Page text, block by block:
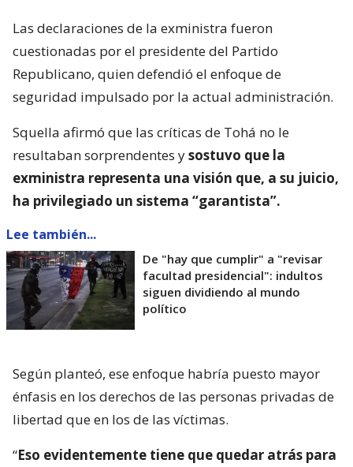
Las declaraciones de la exministra fueron
cuestionadas por el presidente del Partido
Republicano, quien defendió el enfoque de
seguridad impulsado por la actual administración.
Squella afirmó que las críticas de Tohá no le
resultaban sorprendentes ysostuvo que la
exministra representa una visión que, a su juicio,
ha privilegiado un sistema “garantista”.
Lee también...
De "hay que cumplir" a "revisar
facultad presidencial": indultos
siguen dividiendo al mundo
político
Según planteó, ese enfoque habría puesto mayor
énfasis en los derechos de las personas privadas de
libertad que en los de las víctimas.
“Eso evidentemente tiene que quedar atrás para